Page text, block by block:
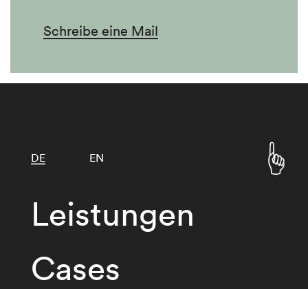
Schreibe eine Mail
Leistungen
Cases
DE EN